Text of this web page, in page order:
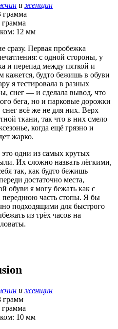
и женщин
грамма
грамма
12 мм
сразу. Первая пробежка
с одной стороны, у
и перепад между пяткой и
кажется, будто бежишь в обуви
я тестировала в разных
снег — и сделала вывод, что
бега, но и парковые дорожки
всё же не для них. Верх
ткани, так что в них смело
когда ещё грязно и
жарко.
это одни из самых крутых
Их сложно назвать лёгкими,
так, как будто бежишь
достаточно места,
обуви я могу бежать как с
переднюю часть стопы. Я бы
подходящими для быстрого
из трёх часов на
и женщин
грамм
грамма
10 мм